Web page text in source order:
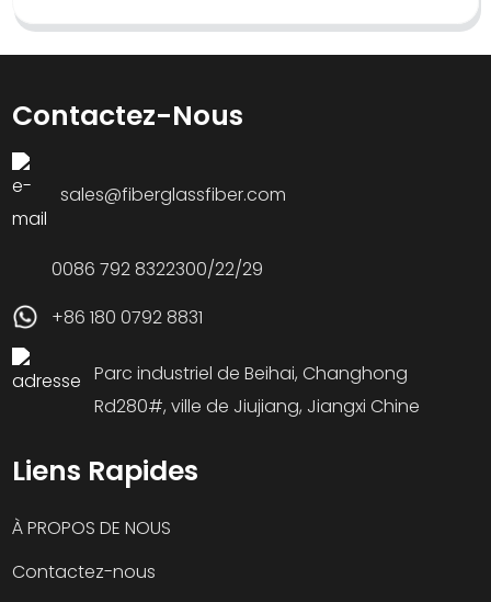
Contactez-Nous
sales@fiberglassfiber.com
0086 792 8322300/22/29
+86 180 0792 8831
Parc industriel de Beihai, Changhong
Rd280#, ville de Jiujiang, Jiangxi Chine
Liens Rapides
À PROPOS DE NOUS
Contactez-nous